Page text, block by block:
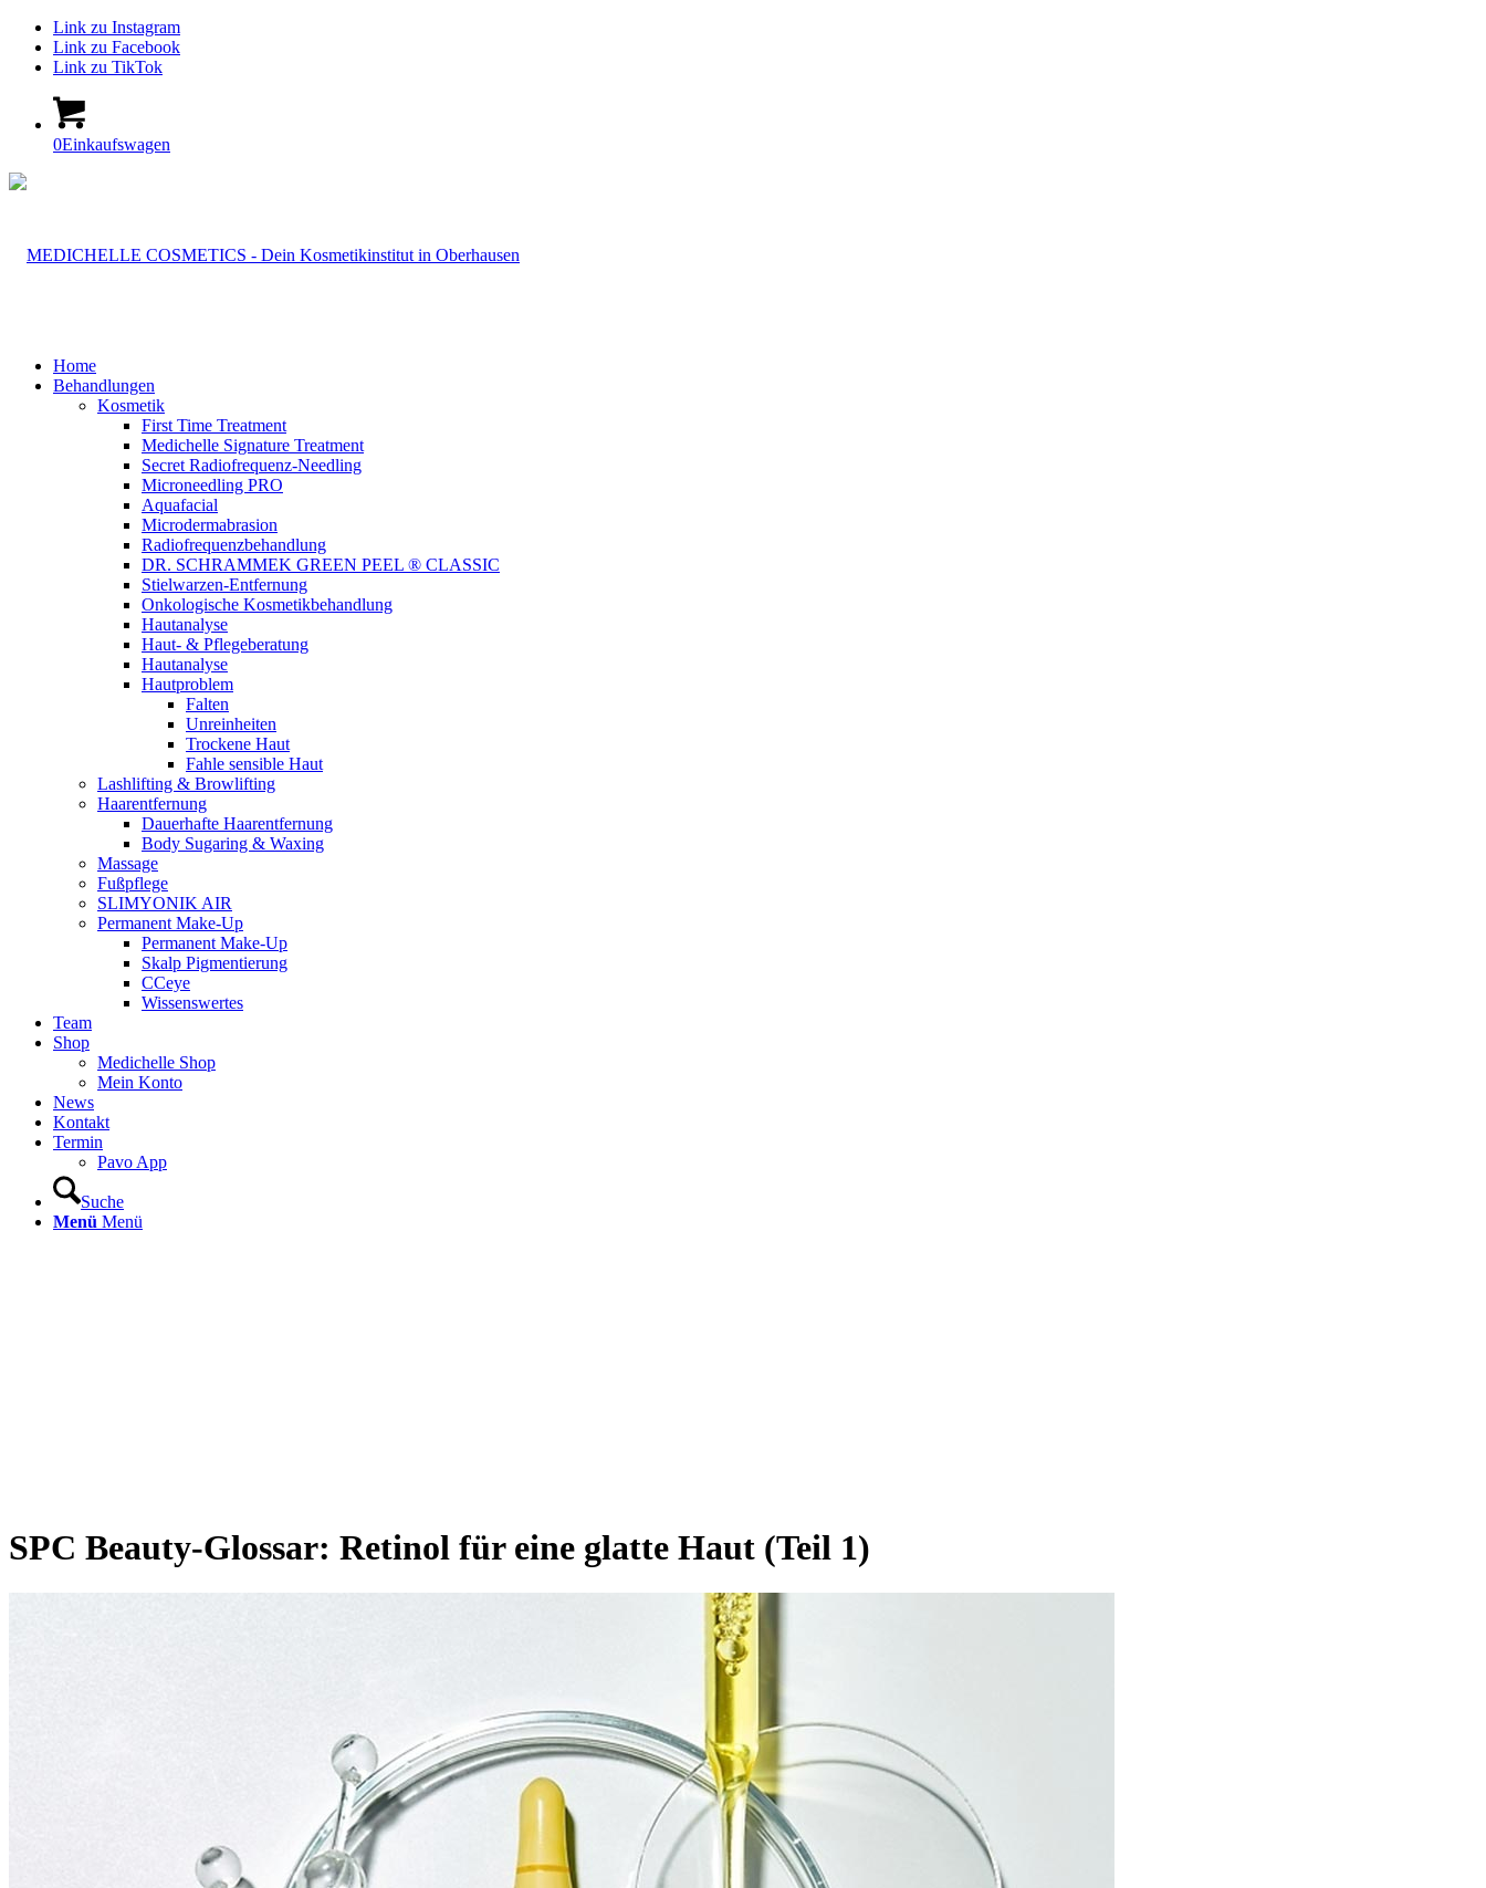
Link zu Instagram
Link zu Facebook
Link zu TikTok
0Einkaufswagen
Home
Behandlungen
Kosmetik
First Time Treatment
Medichelle Signature Treatment
Secret Radiofrequenz-Needling
Microneedling PRO
Aquafacial
Microdermabrasion
Radiofrequenzbehandlung
DR. SCHRAMMEK GREEN PEEL ® CLASSIC
Stielwarzen-Entfernung
Onkologische Kosmetikbehandlung
Hautanalyse
Haut- & Pflegeberatung
Hautanalyse
Hautproblem
Falten
Unreinheiten
Trockene Haut
Fahle sensible Haut
Lashlifting & Browlifting
Haarentfernung
Dauerhafte Haarentfernung
Body Sugaring & Waxing
Massage
Fußpflege
SLIMYONIK AIR
Permanent Make-Up
Permanent Make-Up
Skalp Pigmentierung
CCeye
Wissenswertes
Team
Shop
Medichelle Shop
Mein Konto
News
Kontakt
Termin
Pavo App
Suche
Menü Menü
SPC Beauty-Glossar: Retinol für eine glatte Haut (Teil 1)